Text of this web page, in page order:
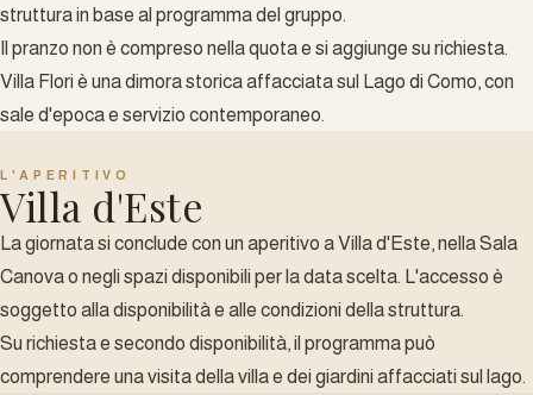
struttura in base al programma del gruppo.
Il pranzo non è compreso nella quota e si aggiunge su richiesta.
Villa Flori è una dimora storica affacciata sul Lago di Como, con
sale d'epoca e servizio contemporaneo.
L'APERITIVO
Villa d'Este
La giornata si conclude con un aperitivo a Villa d'Este, nella Sala
Canova o negli spazi disponibili per la data scelta. L'accesso è
soggetto alla disponibilità e alle condizioni della struttura.
Su richiesta e secondo disponibilità, il programma può
comprendere una visita della villa e dei giardini affacciati sul lago.